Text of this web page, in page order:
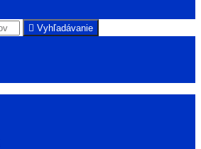
 Vyhľadávanie